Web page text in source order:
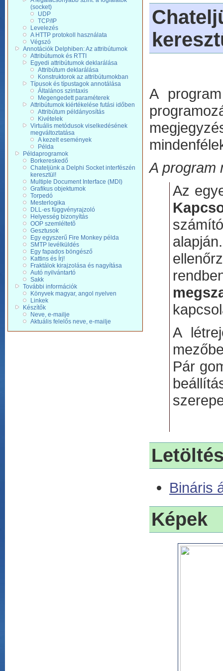
(socket)
UDP
TCP/IP
Levelezés
A HTTP protokoll használata
Végszó
Annotációk Delphiben: Az attribútumok
Attribútumok és RTTI
Egyedi attribútumok deklarálása
Attribútum deklarálása
Konstruktorok az attribútumokban
Típusok és típustagok annotálása
Általános szintaxis
Megengedett paraméterek
Attribútumok kiértékelése futási időben
Attribútum példányosítás
Kivételek
Virtuális metódusok viselkedésének
megváltoztatása
A kezelt események
Példa
Példaprogramok
Borkereskedő
Chateljünk a Delphi Socket interfészén
keresztül!
Multiple Document Interface (MDI)
Grafikus objektumok
Torpedó
Mesterlogika
DLL-es függvényrajzoló
Helyesség bizonyítás
OOP szemléltetõ
Gesztusok
Egy egyszerű Fire Monkey példa
SMTP levélküldés
Egy fapados böngésző
Kattins és Írj!
Fraktálok kirajzolása és nagyítása
Autó nyilvántartó
Sakk
További információk
Könyvek magyar, angol nyelven
Linkek
Készítők
Neve, e-mailje
Aktuális felelős neve, e-mailje
A
A program
Az
A
Pár
Bináris
Képek